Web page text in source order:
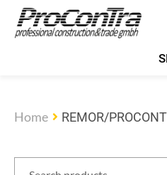
Home REMOR/